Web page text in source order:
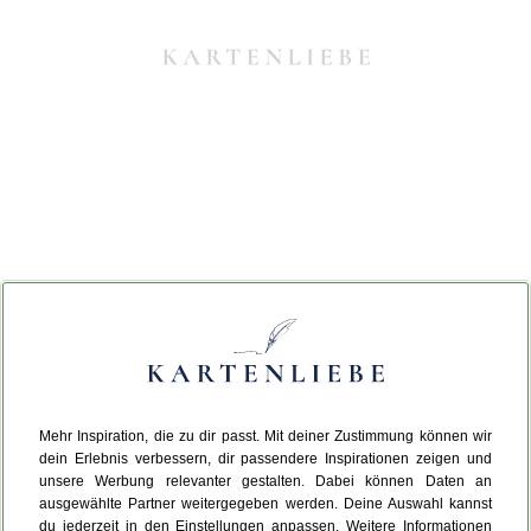
Mehr Inspiration, die zu dir passt. Mit deiner Zustimmung können wir
dein Erlebnis verbessern, dir passendere Inspirationen zeigen und
unsere Werbung relevanter gestalten. Dabei können Daten an
ausgewählte Partner weitergegeben werden. Deine Auswahl kannst
du jederzeit in den Einstellungen anpassen. Weitere Informationen
Da ist etwas schiefgelaufen.
Leider ist ein technischer Fehler aufgetreten.